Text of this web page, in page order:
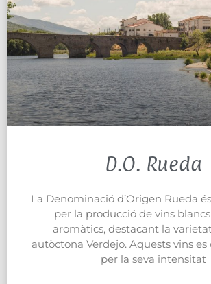
D.O. Rueda
La Denominació d’Origen Rueda
per la producció de vins
aromàtics, destacant la
autòctona Verdejo. Aquests vins
per la seva intensitat